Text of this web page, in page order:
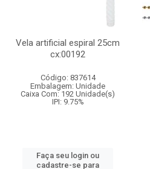
Vela artificial espiral 25cm
cx:00192
Código: 837614
Embalagem: Unidade
Caixa Com: 192 Unidade(s)
IPI: 9.75%
Faça seu login ou
cadastre-se para